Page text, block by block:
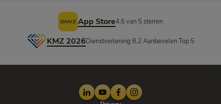
App Store4,6 van 5 sterren
KMZ 2026Dienstverlening 8,2 Aanbevelen Top 5
LinkedIn
YoutubeFacebook
Instagram